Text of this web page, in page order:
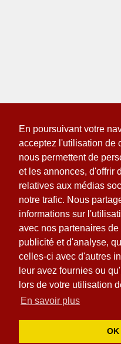
En poursuivant votre
acceptez l'utilisation de
nous permettent de
et les annonces, d'offrir
relatives aux médias
notre trafic. Nous
informations sur
avec nos partenaires
publicité et d'analyse,
celles-ci avec d'autres
leur avez fournies ou
lors de votre utilisation
En savoir plus
OK